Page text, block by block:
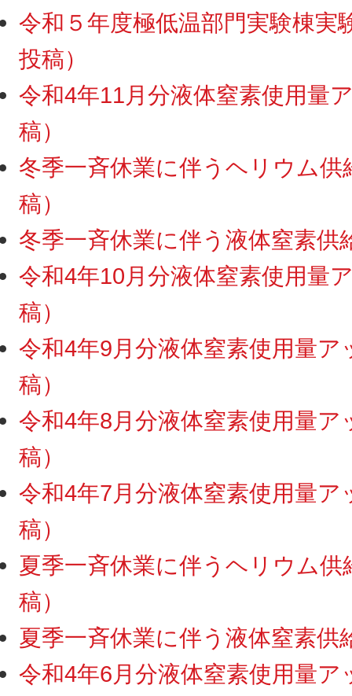
令和５年度極低温部門実験棟
投稿）
令和4年11月分液体窒素使用量
稿）
冬季一斉休業に伴うヘリウム
稿）
冬季一斉休業に伴う液体窒素
令和4年10月分液体窒素使用量
稿）
令和4年9月分液体窒素使用量
稿）
令和4年8月分液体窒素使用量
稿）
令和4年7月分液体窒素使用量
稿）
夏季一斉休業に伴うヘリウム
稿）
夏季一斉休業に伴う液体窒素
令和4年6月分液体窒素使用量